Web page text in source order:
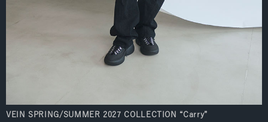
VEIN SPRING/SUMMER 2027 COLLECTION “Carry”